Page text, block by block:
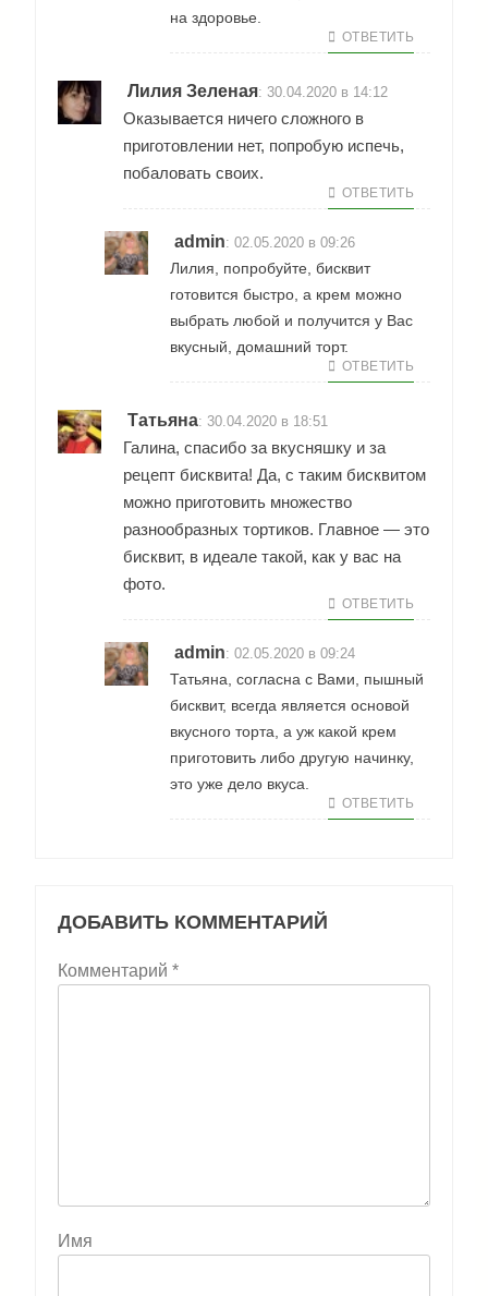
на здоровье.
ОТВЕТИТЬ
Лилия Зеленая: 30.04.2020 в 14:12
Оказывается ничего сложного в
приготовлении нет, попробую испечь,
побаловать своих.
ОТВЕТИТЬ
admin: 02.05.2020 в 09:26
Лилия, попробуйте, бисквит
готовится быстро, а крем можно
выбрать любой и получится у Вас
вкусный, домашний торт.
ОТВЕТИТЬ
Татьяна: 30.04.2020 в 18:51
Галина, спасибо за вкусняшку и за
рецепт бисквита! Да, с таким бисквитом
можно приготовить множество
разнообразных тортиков. Главное — это
бисквит, в идеале такой, как у вас на
фото.
ОТВЕТИТЬ
admin: 02.05.2020 в 09:24
Татьяна, согласна с Вами, пышный
бисквит, всегда является основой
вкусного торта, а уж какой крем
приготовить либо другую начинку,
это уже дело вкуса.
ОТВЕТИТЬ
ДОБАВИТЬ КОММЕНТАРИЙ
Комментарий *
Имя